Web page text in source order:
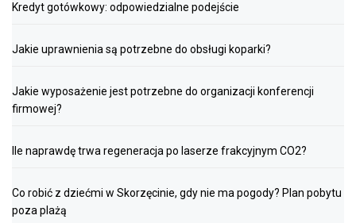
Kredyt gotówkowy: odpowiedzialne podejście
Jakie uprawnienia są potrzebne do obsługi koparki?
Jakie wyposażenie jest potrzebne do organizacji konferencji
firmowej?
Ile naprawdę trwa regeneracja po laserze frakcyjnym CO2?
Co robić z dziećmi w Skorzęcinie, gdy nie ma pogody? Plan pobytu
poza plażą